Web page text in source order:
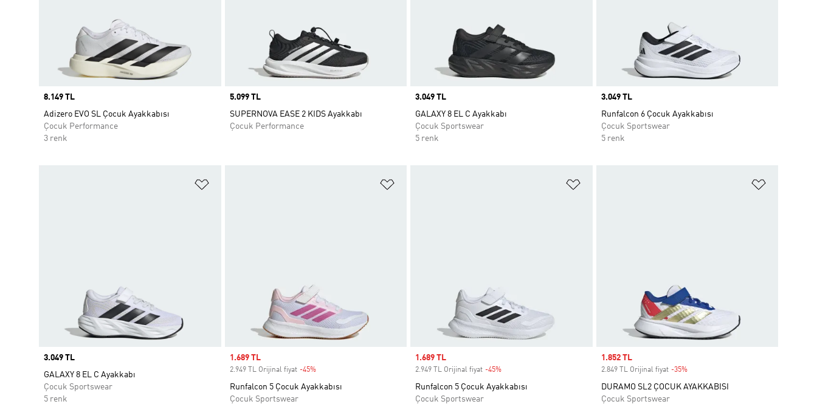
Price
8.149 TL
Adizero EVO SL Çocuk Ayakkabısı
Çocuk Performance
3 renk
Price
5.099 TL
SUPERNOVA EASE 2 KIDS Ayakkabı
Çocuk Performance
Price
3.049 TL
GALAXY 8 EL C Ayakkabı
Çocuk Sportswear
5 renk
Price
3.049 TL
Runfalcon 6 Çocuk Ayakkabısı
Çocuk Sportswear
5 renk
Price
3.049 TL
GALAXY 8 EL C Ayakkabı
Çocuk Sportswear
5 renk
Sale price
1.689 TL
2.949 TL Orijinal fiyat -45%Discount
Runfalcon 5 Çocuk Ayakkabısı
Çocuk Sportswear
Sale price
1.689 TL
2.949 TL Orijinal fiyat -45%
Runfalcon 5 Çocuk Ayakkabısı
Çocuk Sportswear
Sale price
1.852 TL
2.849 TL Orijinal fiyat -35%Discount
DURAMO SL2 ÇOCUK AYAKKABISI
Çocuk Sportswear